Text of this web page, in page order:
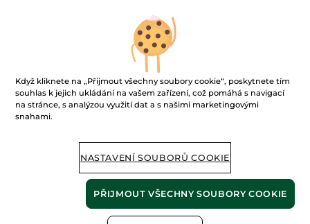
Tuhý čistič pro pleť s
nedokonalostmi
Když kliknete na „Přijmout všechny soubory cookie“, poskytnete tím
souhlas k jejich ukládání na vašem zařízení, což pomáhá s navigací
na stránce, s analýzou využití dat a s našimi marketingovými
snahami.
NASTAVENÍ SOUBORŮ COOKIE
PŘIJMOUT VŠECHNY SOUBORY COOKIE